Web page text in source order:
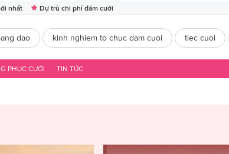
nhất Dự trù chi phí đám cưới
dao kinh nghiem to chuc dam cuoi tiec cuoi
PHỤC CƯỚI TIN TỨC